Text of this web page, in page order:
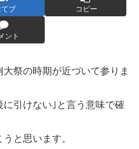
ブ コピー
ント
祭の時期が近づいて参りま
引けない｣と言う意味で確
と思います。